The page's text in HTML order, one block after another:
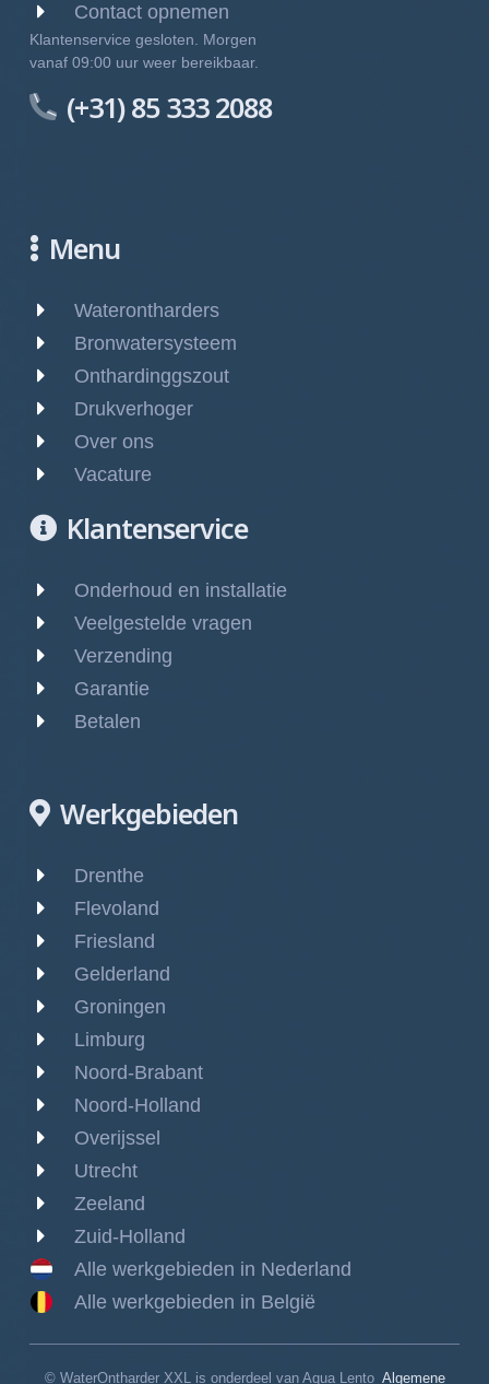
Contact opnemen
Klantenservice gesloten. Morgen
vanaf 09:00 uur weer bereikbaar.
(+31) 85 333 2088
Menu
Waterontharders
Bronwatersysteem
Onthardinggszout
Drukverhoger
Over ons
Vacature
Klantenservice
Onderhoud en installatie
Veelgestelde vragen
Verzending
Garantie
Betalen
Werkgebieden
Drenthe
Flevoland
Friesland
Gelderland
Groningen
Limburg
Noord-Brabant
Noord-Holland
Overijssel
Utrecht
Zeeland
Zuid-Holland
Alle werkgebieden in Nederland
Alle werkgebieden in België
© WaterOntharder XXL is onderdeel van Aqua Lento Algemene